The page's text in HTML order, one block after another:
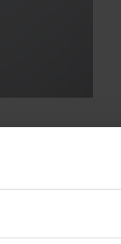
el siglo